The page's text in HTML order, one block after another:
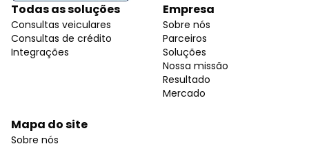
Todas as soluções
Consultas veiculares
Consultas de crédito
Integrações
Empresa
Sobre nós
Parceiros
Soluções
Nossa missão
Resultado
Mercado
Mapa do site
Sobre nós